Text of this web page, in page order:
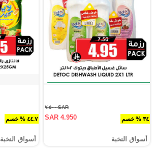
٣٤ % خصم
SAR ٧.٥٠٠
SAR 4.950
أسواق النخبة
٤٤.٧ % خصم
أسواق النخبة